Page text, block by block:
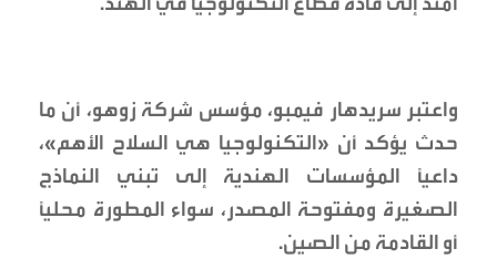
واعتبر سريدهار فيمبو، مؤسس شركة زوهو، أن ما
حدث يؤكد أن «التكنولوجيا هي السلاح الأهم»،
داعياً المؤسسات الهندية إلى تبني النماذج
الصغيرة ومفتوحة المصدر، سواء المطورة محلياً
أو القادمة من الصين.